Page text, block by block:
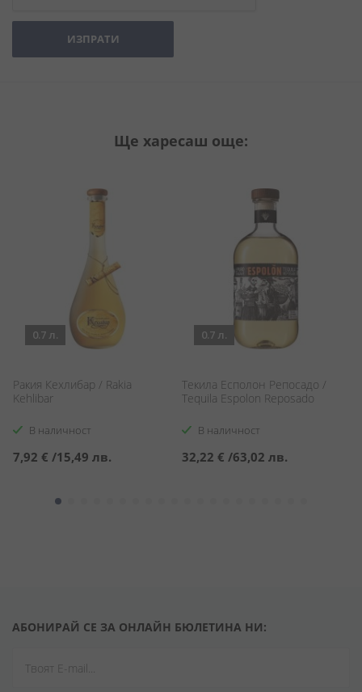
ИЗПРАТИ
Ще харесаш още:
0.7 л.
Ракия Кехлибар / Rakia
Kehlibar
В наличност
7,92 € /15,49 лв.
0.7 л.
Текила Есполон Репосадо /
Tequila Espolon Reposado
В наличност
32,22 € /63,02 лв.
АБОНИРАЙ СЕ ЗА ОНЛАЙН БЮЛЕТИНА НИ: